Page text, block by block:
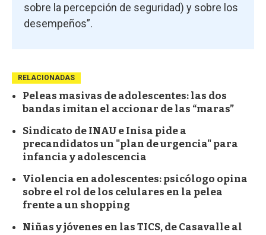
sobre la percepción de seguridad) y sobre los
desempeños”.
RELACIONADAS
Peleas masivas de adolescentes: las dos
bandas imitan el accionar de las “maras”
Sindicato de INAU e Inisa pide a
precandidatos un "plan de urgencia" para
infancia y adolescencia
Violencia en adolescentes: psicólogo opina
sobre el rol de los celulares en la pelea
frente a un shopping
Niñas y jóvenes en las TICS, de Casavalle al